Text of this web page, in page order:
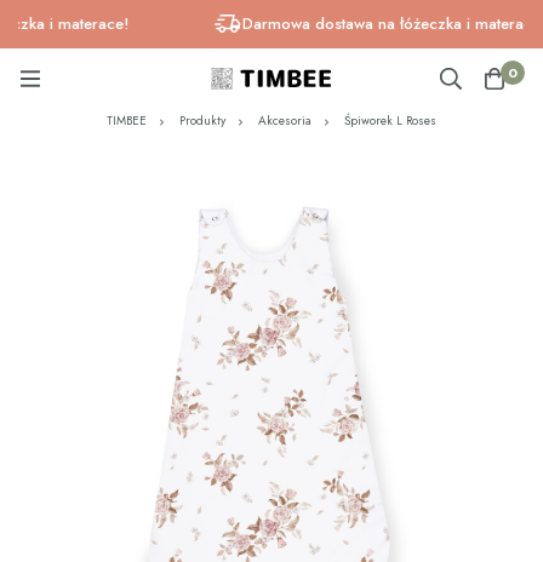
i materace! Darmowa dostawa na łóżeczka i materace!
0
TIMBEE Produkty Akcesoria Śpiworek L Roses